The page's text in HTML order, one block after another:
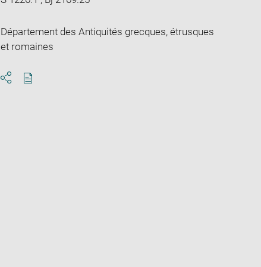
Département des Antiquités grecques, étrusques
et romaines